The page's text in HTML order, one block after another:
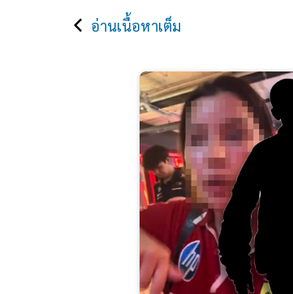
อ่านเนื้อหาเต็ม